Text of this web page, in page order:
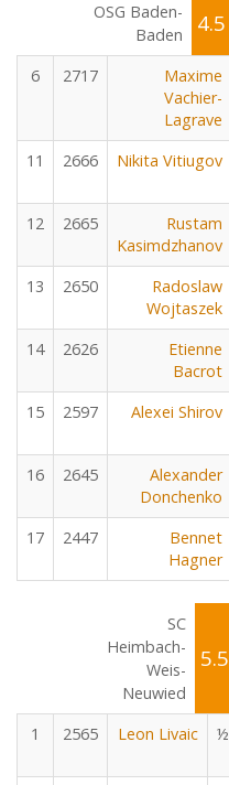
OSG Baden-
Baden
4.5
6
2717
Maxime
Vachier-
Lagrave
11 2666 Nikita Vitiugov
12 2665
Rustam
Kasimdzhanov
13 2650
Radoslaw
Wojtaszek
14 2626
Etienne
Bacrot
15 2597 Alexei Shirov
16 2645
Alexander
Donchenko
17 2447
Bennet
Hagner
SC
Heimbach-
Weis-
Neuwied
5.5
1 2565 Leon Livaic ½